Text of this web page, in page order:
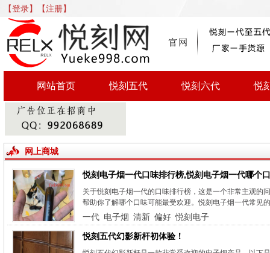
【登录】 【注册】
网站首页 悦刻五代 悦刻六代 悦
网上商城
悦刻电子烟一代口味排行榜,悦刻电子烟一代哪个
关于悦刻电子烟一代的口味排行榜，这是一个非常主观的
帮助你了解哪个口味可能最受欢迎。悦刻电子烟一代常
一代 电子烟 清新 偏好 悦刻电子
悦刻五代幻影新杆初体验！